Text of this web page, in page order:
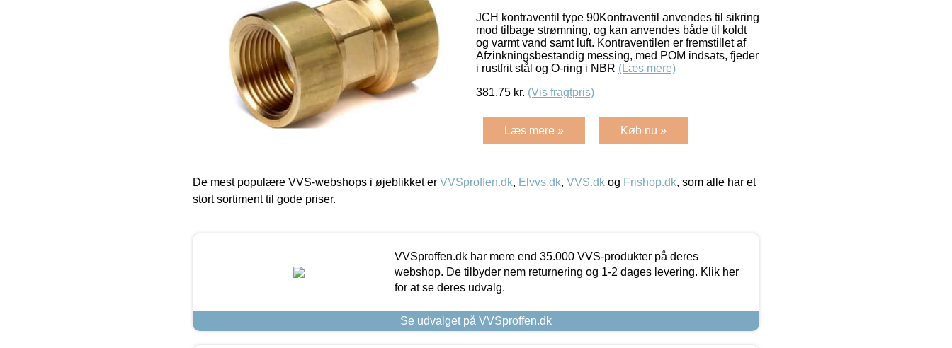
JCH kontraventil type 90Kontraventil anvendes til sikring
mod tilbage strømning, og kan anvendes både til koldt
og varmt vand samt luft. Kontraventilen er fremstillet af
Afzinkningsbestandig messing, med POM indsats, fjeder
i rustfrit stål og O-ring i NBR (Læs mere)
381.75 kr. (Vis fragtpris)
Læs mere » Køb nu »
De mest populære VVS-webshops i øjeblikket er VVSproffen.dk, Elvvs.dk, VVS.dk og Frishop.dk, som alle har et
stort sortiment til gode priser.
VVSproffen.dk har mere end 35.000 VVS-produkter på deres
webshop. De tilbyder nem returnering og 1-2 dages levering. Klik her
for at se deres udvalg.
Se udvalget på VVSproffen.dk